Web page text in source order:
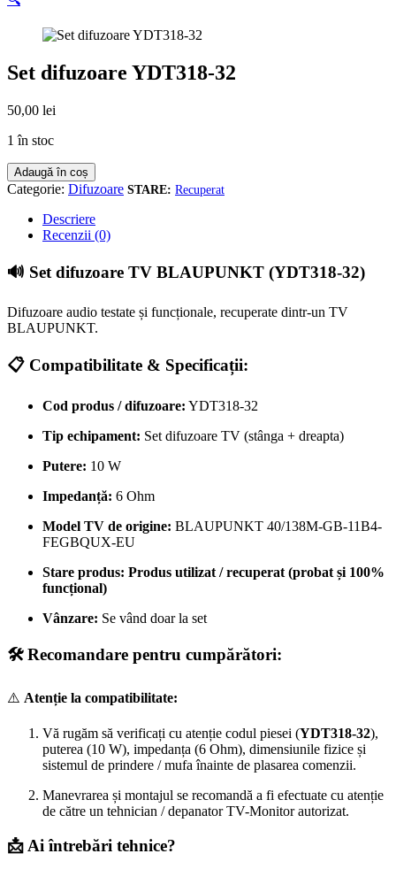
Set difuzoare YDT318-32
50,00 lei
1 în stoc
Cantitate
Set
difuzoare
YDT318-
Adaugă în coș
Categorie: Difuzoare Recuperat
Descriere
Recenzii (0)
🔊 Set difuzoare TV BLAUPUNKT (YDT318-32)
Difuzoare audio testate și funcționale, recuperate dintr-un TV
BLAUPUNKT.
📋 Compatibilitate & Specificații:
Cod produs / difuzoare: YDT318-32
Tip echipament: Set difuzoare TV (stânga + dreapta)
Putere: 10 W
Impedanță: 6 Ohm
Model TV de origine: BLAUPUNKT 40/138M-GB-11B4-
FEGBQUX-EU
Stare produs: Produs utilizat / recuperat (probat și 100%
funcțional)
Vânzare: Se vând doar la set
🛠️ Recomandare pentru cumpărători:
⚠️ Atenție la compatibilitate:
Vă rugăm să verificați cu atenție codul piesei (YDT318-32),
puterea (10 W), impedanța (6 Ohm), dimensiunile fizice și
sistemul de prindere / mufa înainte de plasarea comenzii.
Manevrarea și montajul se recomandă a fi efectuate cu atenție
de către un tehnician / depanator TV-Monitor autorizat.
📩 Ai întrebări tehnice?